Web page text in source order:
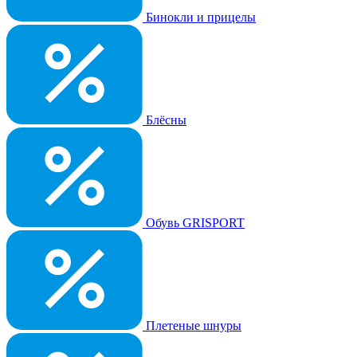
Бинокли и прицелы
Блёсны
Обувь GRISPORT
Плетеные шнуры